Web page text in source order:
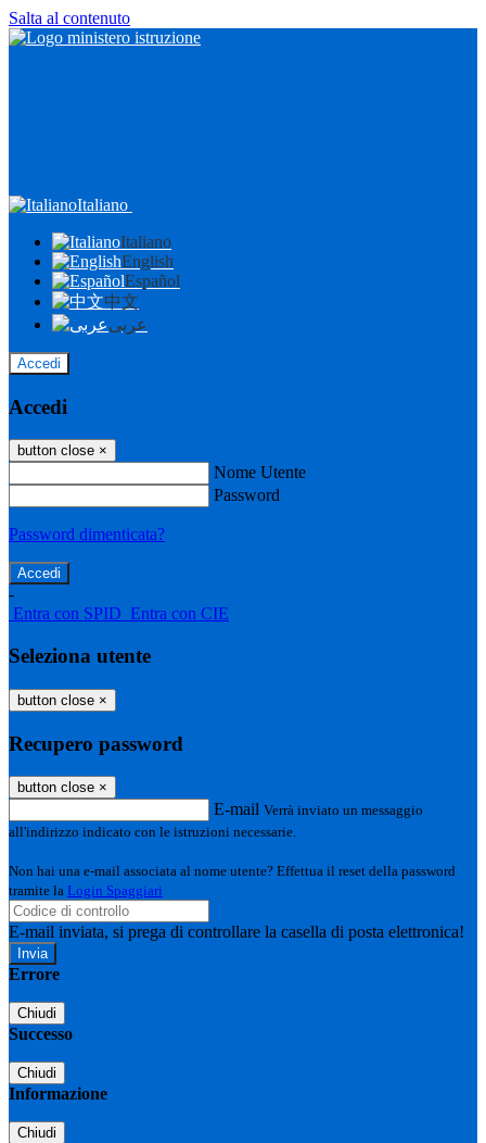
Salta al contenuto
Italiano
Italiano
English
Español
中文
عربى
Accedi
Accedi
button close ×
Nome Utente
Password
Password dimenticata?
-
Entra con SPID Entra con CIE
Seleziona utente
button close ×
Recupero password
button close ×
E-mail Verrà inviato un messaggio
all'indirizzo indicato con le istruzioni necessarie.
Non hai una e-mail associata al nome utente? Effettua il reset della password
tramite la Login Spaggiari
E-mail inviata, si prega di controllare la casella di posta elettronica!
Errore
Chiudi
Successo
Chiudi
Informazione
Chiudi